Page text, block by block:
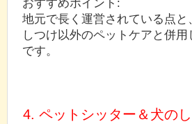
地元で長く運営されている点と
しつけ以外のペットケアと併
です。
4. ペットシッター＆犬の